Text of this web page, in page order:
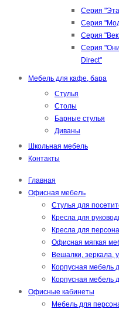
Серия
Серия
Серия
Серия
Direct"
Мебель для кафе, бара
Стулья
Столы
Барные стулья
Диваны
Школьная мебель
Контакты
Главная
Офисная мебель
Стулья для
Кресла для
Кресла для
Офисная мягкая
Вешалки, зеркала,
Корпусная мебель
Корпусная мебель
Офисные кабинеты
Мебель для